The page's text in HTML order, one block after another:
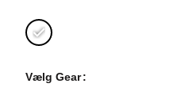
Vælg Gear